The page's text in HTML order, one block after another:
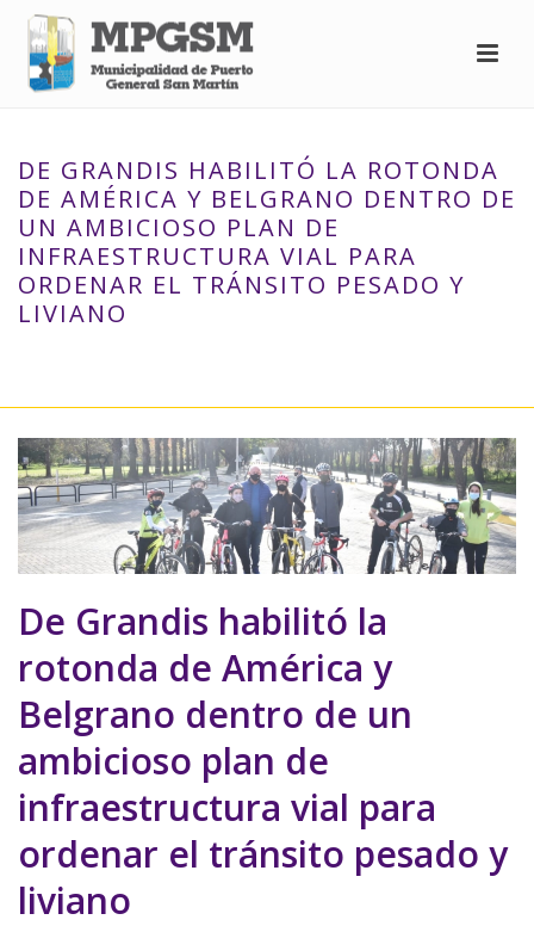
DE GRANDIS HABILITÓ LA ROTONDA
DE AMÉRICA Y BELGRANO DENTRO DE
UN AMBICIOSO PLAN DE
INFRAESTRUCTURA VIAL PARA
ORDENAR EL TRÁNSITO PESADO Y
LIVIANO
De Grandis habilitó la
rotonda de América y
Belgrano dentro de un
ambicioso plan de
infraestructura vial para
ordenar el tránsito pesado y
liviano